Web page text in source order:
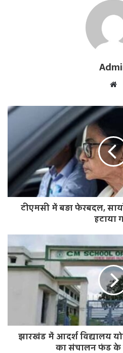
b
t
e
टीएमसी में बड़ा फेरबदल,
हटाया
झारखंड में आदर्श विद्यालय
का संचालन फंड के